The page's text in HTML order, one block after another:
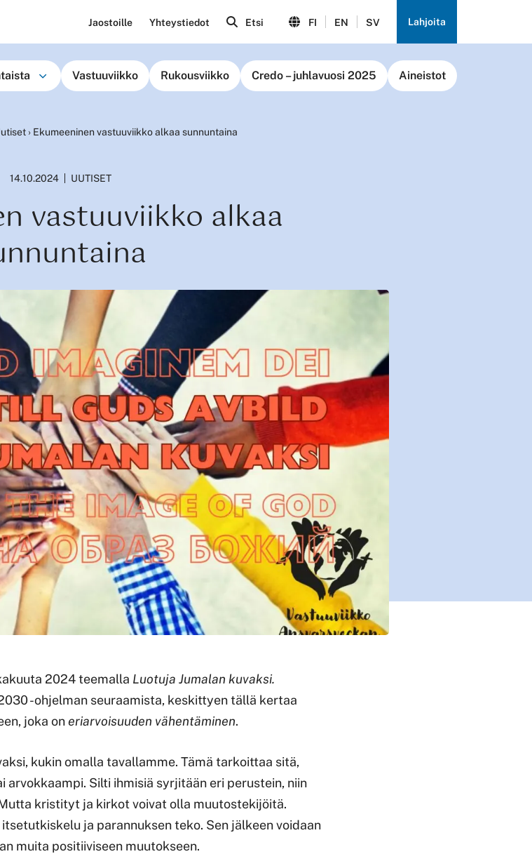
Jaostoille Yhteystiedot Etsi FI EN SV Lahjoita
Vastuuviikko Rukousviikko Credo – juhlavuosi 2025 Aineistot
› Ekumeeninen vastuuviikko alkaa sunnuntaina
14.10.2024 UUTISET
vastuuviikko alkaa
2024 teemalla Luotuja Jumalan kuvaksi.
-ohjelman seuraamista, keskittyen tällä kertaa
joka oneriarvoisuuden vähentäminen.
kukin omalla tavallamme. Tämä tarkoittaa sitä,
arvokkaampi. Silti ihmisiä syrjitään eri perustein, niin
kristityt ja kirkot voivat olla muutostekijöitä.
ja parannuksen teko. Sen jälkeen voidaan
muita positiiviseen muutokseen.